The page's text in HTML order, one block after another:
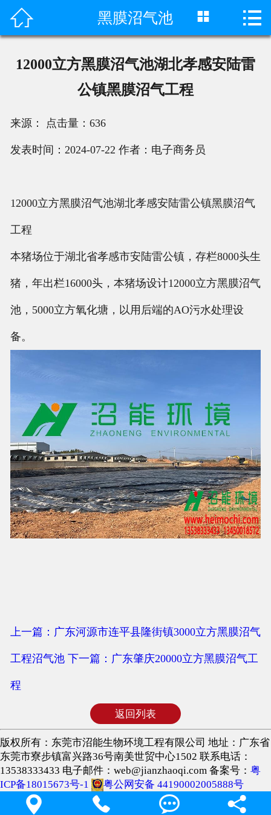
 首页
工程视频
 黑膜沼气池  
12000立方黑膜沼气池湖北孝感安陆雷
公镇黑膜沼气工程
来源： 点击量： 636
发表时间：2024-07-22 作者：电子商务员
12000立方黑膜沼气池湖北孝感安陆雷公镇黑膜沼气
工程
本猪场位于湖北省孝感市安陆雷公镇，存栏8000头生
猪，年出栏16000头，本猪场设计12000立方黑膜沼气
池，5000立方氧化塘，以用后端的AO污水处理设
备。
上一篇：广东河源市连平县隆街镇3000立方黑膜沼气
工程沼气池 下一篇：广东肇庆20000立方黑膜沼气工
程
返回列表
版权所有：东莞市沼能生物环境工程有限公司 地址：广东省
东莞市寮步镇富兴路36号南美世贸中心1502 联系电话：
13538333433 电子邮件：web@jianzhaoqi.com 备案号： 粤
ICP备18015673号-1
粤公网安备 44190002005888号
   